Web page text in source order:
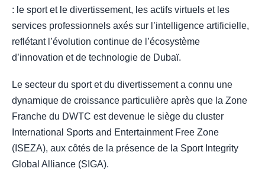
: le sport et le divertissement, les actifs virtuels et les
services professionnels axés sur l’intelligence artificielle,
reflétant l’évolution continue de l’écosystème
d’innovation et de technologie de Dubaï.
Le secteur du sport et du divertissement a connu une
dynamique de croissance particulière après que la Zone
Franche du DWTC est devenue le siège du cluster
International Sports and Entertainment Free Zone
(ISEZA), aux côtés de la présence de la Sport Integrity
Global Alliance (SIGA).